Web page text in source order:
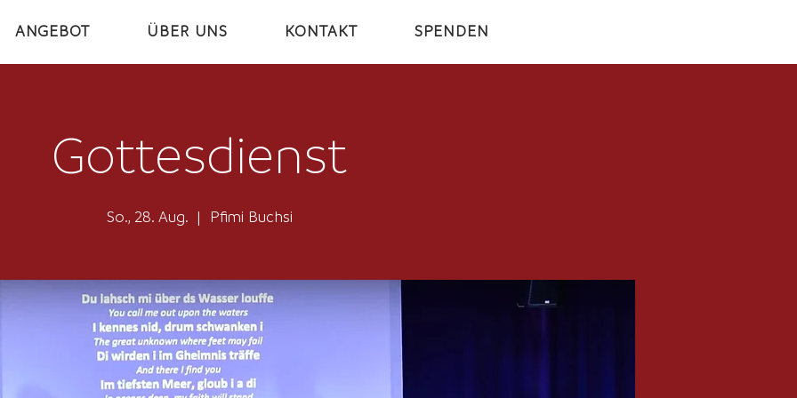
ANGEBOT ÜBER UNS KONTAKT SPENDEN
Gottesdienst
So., 28. Aug.
  |
Pfimi Buchsi